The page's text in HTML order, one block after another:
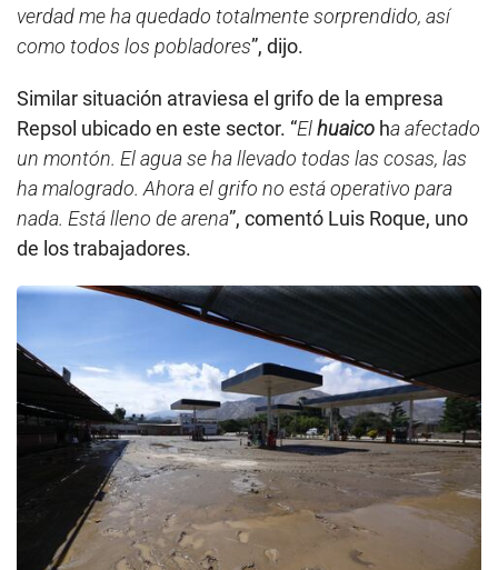
verdad me ha quedado totalmente sorprendido, así
como todos los pobladores”, dijo.
Similar situación atraviesa el grifo de la empresa
Repsol ubicado en este sector. “Elhuaico ha afectado
un montón. El agua se ha llevado todas las cosas, las
ha malogrado. Ahora el grifo no está operativo para
nada. Está lleno de arena”, comentó Luis Roque, uno
de los trabajadores.